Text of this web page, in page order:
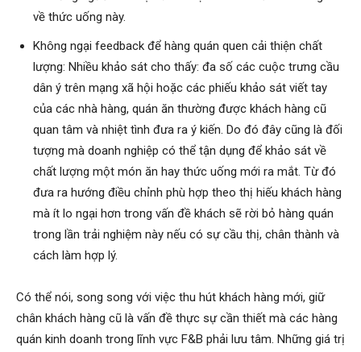
về thức uống này.
Không ngại feedback để hàng quán quen cải thiện chất
lượng: Nhiều khảo sát cho thấy: đa số các cuộc trưng cầu
dân ý trên mạng xã hội hoặc các phiếu khảo sát viết tay
của các nhà hàng, quán ăn thường được khách hàng cũ
quan tâm và nhiệt tình đưa ra ý kiến. Do đó đây cũng là đối
tượng mà doanh nghiệp có thể tận dụng để khảo sát về
chất lượng một món ăn hay thức uống mới ra mắt. Từ đó
đưa ra hướng điều chỉnh phù hợp theo thị hiếu khách hàng
mà ít lo ngại hơn trong vấn đề khách sẽ rời bỏ hàng quán
trong lần trải nghiệm này nếu có sự cầu thị, chân thành và
cách làm hợp lý.
Có thể nói, song song với việc thu hút khách hàng mới, giữ
chân khách hàng cũ là vấn đề thực sự cần thiết mà các hàng
quán kinh doanh trong lĩnh vực F&B phải lưu tâm. Những giá trị